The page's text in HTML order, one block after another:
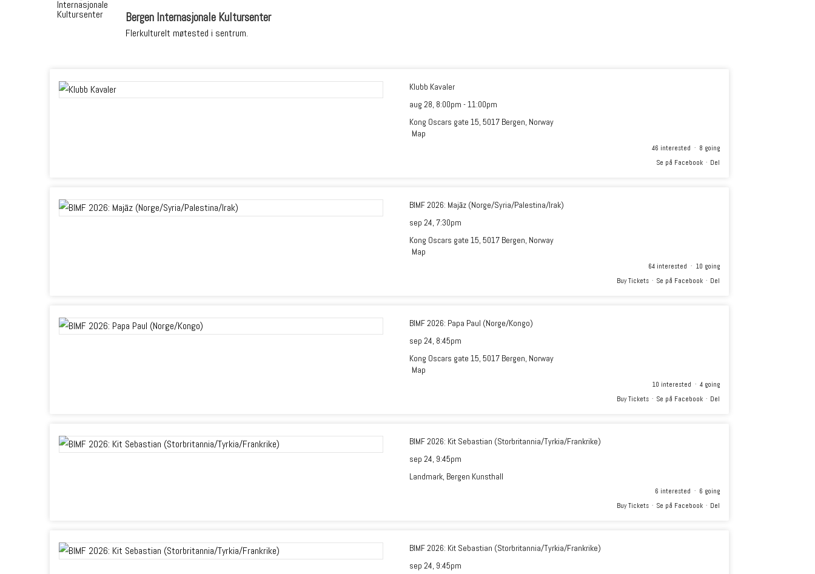
Bergen Internasjonale Kultursenter
Flerkulturelt møtested i sentrum.
Klubb Kavaler
aug 28, 8:00pm -11:00pm
Kong Oscars gate 15, 5017 Bergen, Norway
Map
46 interested · 8 going
Se på Facebook · Del
BIMF 2026: Majāz (Norge/Syria/Palestina/Irak)
sep 24, 7:30pm
Kong Oscars gate 15, 5017 Bergen, Norway
Map
64 interested · 10 going
Buy Tickets · Se på Facebook · Del
BIMF 2026: Papa Paul (Norge/Kongo)
sep 24, 8:45pm
Kong Oscars gate 15, 5017 Bergen, Norway
Map
10 interested · 4 going
Buy Tickets · Se på Facebook · Del
BIMF 2026: Kit Sebastian (Storbritannia/Tyrkia/Frankrike)
sep 24, 9:45pm
Landmark, Bergen Kunsthall
6 interested · 6 going
Buy Tickets · Se på Facebook · Del
BIMF 2026: Kit Sebastian (Storbritannia/Tyrkia/Frankrike)
sep 24, 9:45pm